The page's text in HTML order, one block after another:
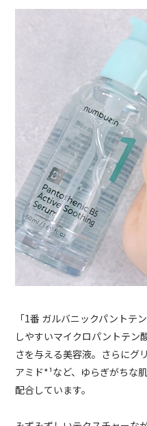
「1番 ガルバニックパントテ
しやすいマイクロパントテン
さを与える美容液。さらにグ
アミド*¹など、ゆらぎがちな
配合しています。